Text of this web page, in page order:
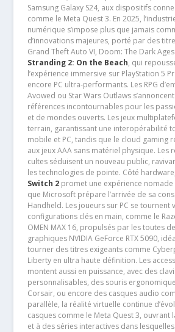
Samsung Galaxy S24, aux dispositifs
comme le Meta Quest 3. En 2025,
numérique s’impose plus que jamais
d’innovations majeures, porté par des
Grand Theft Auto VI, Doom: The Dark
Stranding 2: On the Beach, qui
l’expérience immersive sur PlayStation 5
encore PC ultra-performants. Les RPG
Avowed ou Star Wars Outlaws
références incontournables pour les
et de mondes ouverts. Les jeux
terrain, garantissant une interopérabilité
mobile et PC, tandis que le cloud gaming
aux jeux AAA sans matériel physique. Les
cultes séduisent un nouveau public,
les technologies de pointe. Côté
Switch 2promet une expérience nomade
que Microsoft prépare l’arrivée de sa
Handheld. Les joueurs sur PC se tournent
configurations clés en main, comme le
OMEN MAX 16, propulsés par les toutes
graphiques NVIDIA GeForce RTX 5090,
tourner des titres exigeants comme
Liberty en ultra haute définition. Les
montent aussi en puissance, avec des
personnalisables, des souris
Corsair, ou encore des casques audio
parallèle, la réalité virtuelle continue
casques comme le Meta Quest 3, ouvrant
et à des séries interactives dans